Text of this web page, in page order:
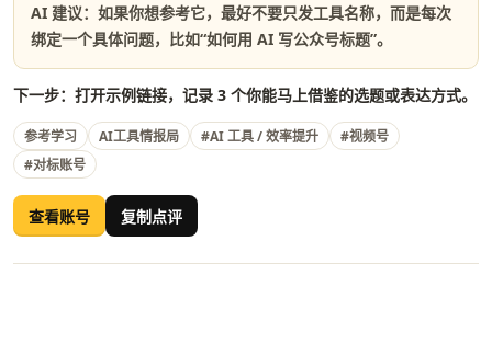
AI 建议：如果你想参考它，最好不要只发工具名称，而是每次
绑定一个具体问题，比如“如何用 AI 写公众号标题”。
下一步：打开示例链接，记录 3 个你能马上借鉴的选题或表达方式。
参考学习 AI工具情报局 #AI 工具 / 效率提升
#视频号
#对标账号
查看账号 复制点评